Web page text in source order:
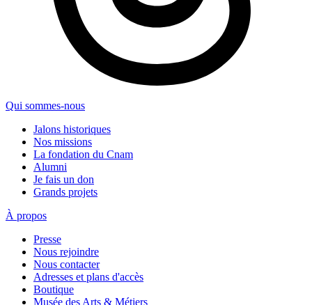
Qui sommes-nous
Jalons historiques
Nos missions
La fondation du Cnam
Alumni
Je fais un don
Grands projets
À propos
Presse
Nous rejoindre
Nous contacter
Adresses et plans d'accès
Boutique
Musée des Arts & Métiers